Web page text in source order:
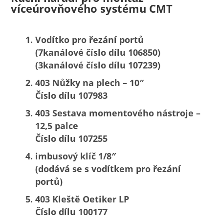
víceúrovňového systému CMT
Vodítko pro řezání portů
(7kanálové číslo dílu 106850)
(3kanálové číslo dílu 107239)
403 Nůžky na plech – 10″
Číslo dílu 107983
403 Sestava momentového nástroje –
12,5 palce
Číslo dílu 107255
imbusový klíč 1/8″
(dodává se s vodítkem pro řezání
portů)
403 Kleště Oetiker LP
Číslo dílu 100177